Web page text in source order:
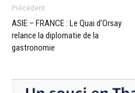
Précédent
ASIE – FRANCE : Le Quai d’Orsay
relance la diplomatie de la
gastronomie